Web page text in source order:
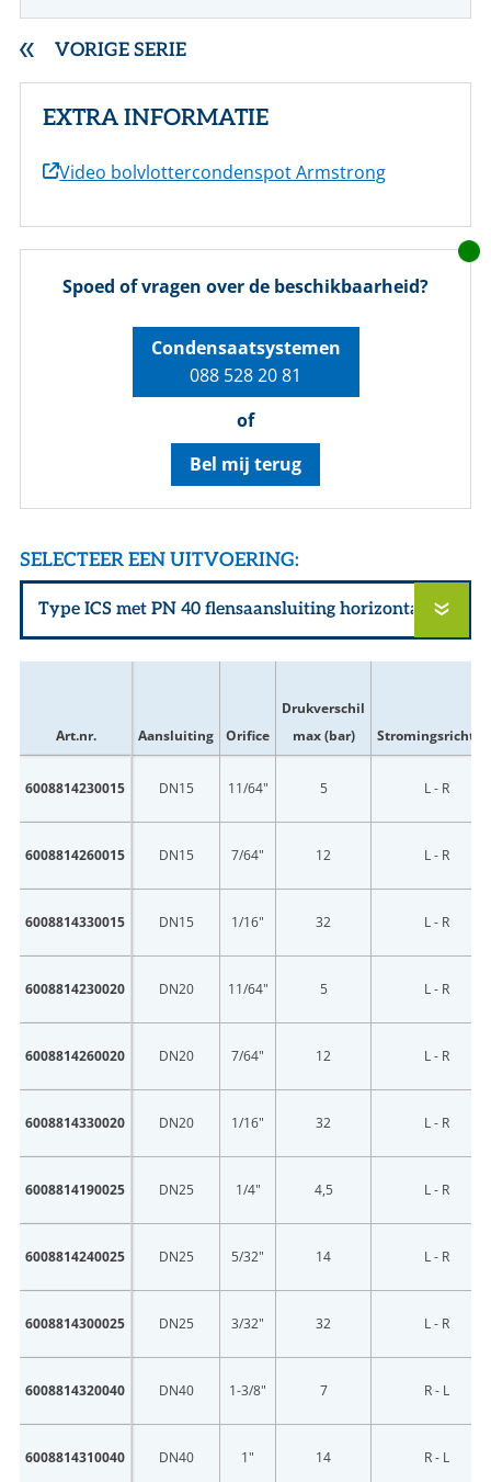
VORIGE SERIE
EXTRA INFORMATIE
Video bolvlottercondenspot Armstrong
Spoed of vragen over de beschikbaarheid?
Condensaatsystemen
088 528 20 81
of
Bel mij terug
SELECTEER EEN UITVOERING:
Art.nr. Aansluiting Orifice
Drukverschil
max (bar)
6008814230015 DN15 11/64" 5 L - R
6008814260015 DN15 7/64" 12 L - R
6008814330015 DN15 1/16" 32 L - R
6008814230020 DN20 11/64" 5 L - R
6008814260020 DN20 7/64" 12 L - R
6008814330020 DN20 1/16" 32 L - R
6008814190025 DN25 1/4" 4,5 L - R
6008814240025 DN25 5/32" 14 L - R
6008814300025 DN25 3/32" 32 L - R
6008814320040 DN40 1-3/8" 7 R - L
6008814310040 DN40 1" 14 R - L